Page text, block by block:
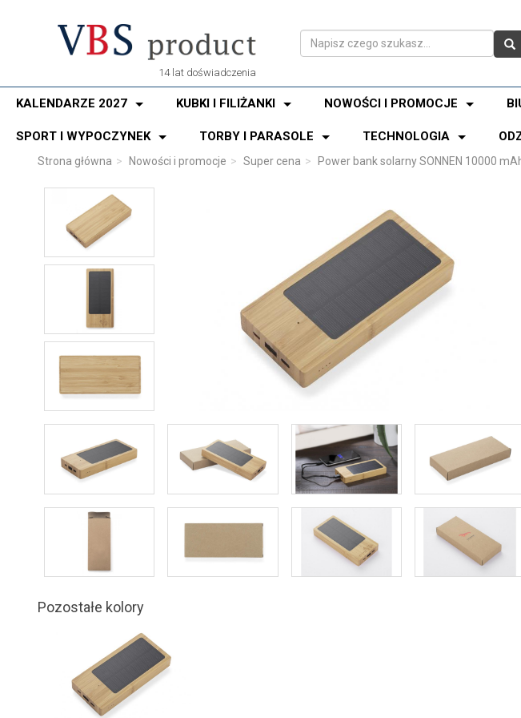
14 lat doświadczenia
KALENDARZE 2027 KUBKI I FILIŻANKI NOWOŚCI I PROMOCJE
SPORT I WYPOCZYNEK TORBY I PARASOLE TECHNOLOGIA
Strona główna Nowości i promocje Super cena Power bank solarny SONNEN 10000
Pozostałe kolory